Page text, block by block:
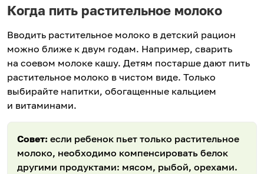
Когда пить растительное молоко
Вводить растительное молоко в детский рацион
можно ближе к двум годам. Например, сварить
на соевом молоке кашу. Детям постарше дают пить
растительное молоко в чистом виде. Только
выбирайте напитки, обогащенные кальцием
и витаминами.
Совет: если ребенок пьет только растительное
молоко, необходимо компенсировать белок
другими продуктами: мясом, рыбой, орехами.